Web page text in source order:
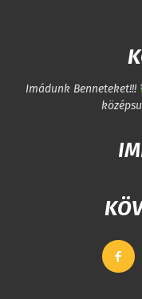
Imádunk Benneteket!!!